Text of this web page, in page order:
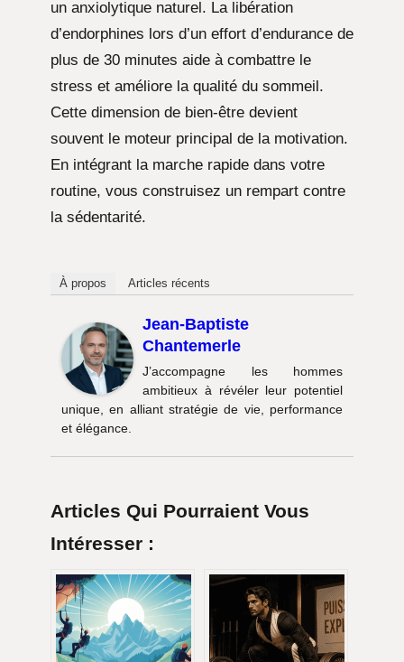
un anxiolytique naturel. La libération
d’endorphines lors d’un effort d’endurance de
plus de 30 minutes aide à combattre le
stress et améliore la qualité du sommeil.
Cette dimension de bien-être devient
souvent le moteur principal de la motivation.
En intégrant la marche rapide dans votre
routine, vous construisez un rempart contre
la sédentarité.
À propos Articles récents
Jean-Baptiste
Chantemerle
J’accompagne les hommes
ambitieux à révéler leur potentiel
unique, en alliant stratégie de vie, performance
et élégance.
Articles Qui Pourraient Vous
Intéresser :